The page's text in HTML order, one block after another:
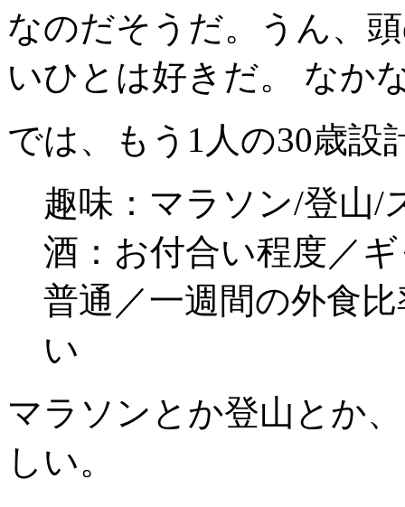
なのだそうだ。うん、
いひとは好きだ。 なか
では、もう1人の30歳設
趣味：マラソン/登山/
酒：お付合い程度／
普通／一週間の外食
い
マラソンとか登山とか
しい。